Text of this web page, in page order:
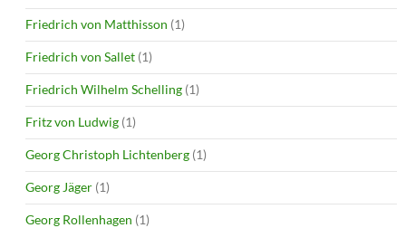
Friedrich von Matthisson (1)
Friedrich von Sallet (1)
Friedrich Wilhelm Schelling (1)
Fritz von Ludwig (1)
Georg Christoph Lichtenberg (1)
Georg Jäger (1)
Georg Rollenhagen (1)